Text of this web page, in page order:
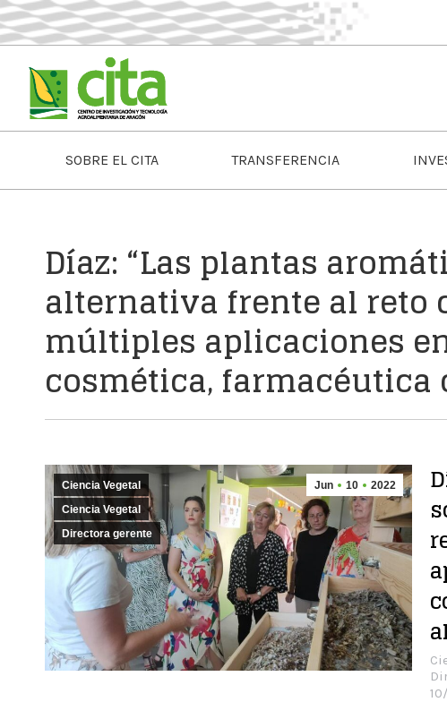
SOBRE EL CITA TRANSFERENCIA
Díaz: “Las plantas
alternativa frente al reto
múltiples aplicaciones
cosmética, farmacéutica
Jun 10 2022
Ciencia Vegetal
Ciencia Vegetal
Directora gerente